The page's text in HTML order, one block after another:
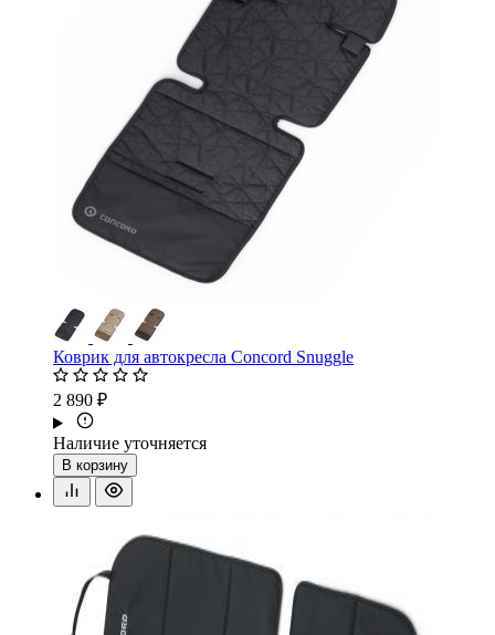
Коврик для автокресла Concord Snuggle
2 890 ₽
Наличие уточняется
В корзину